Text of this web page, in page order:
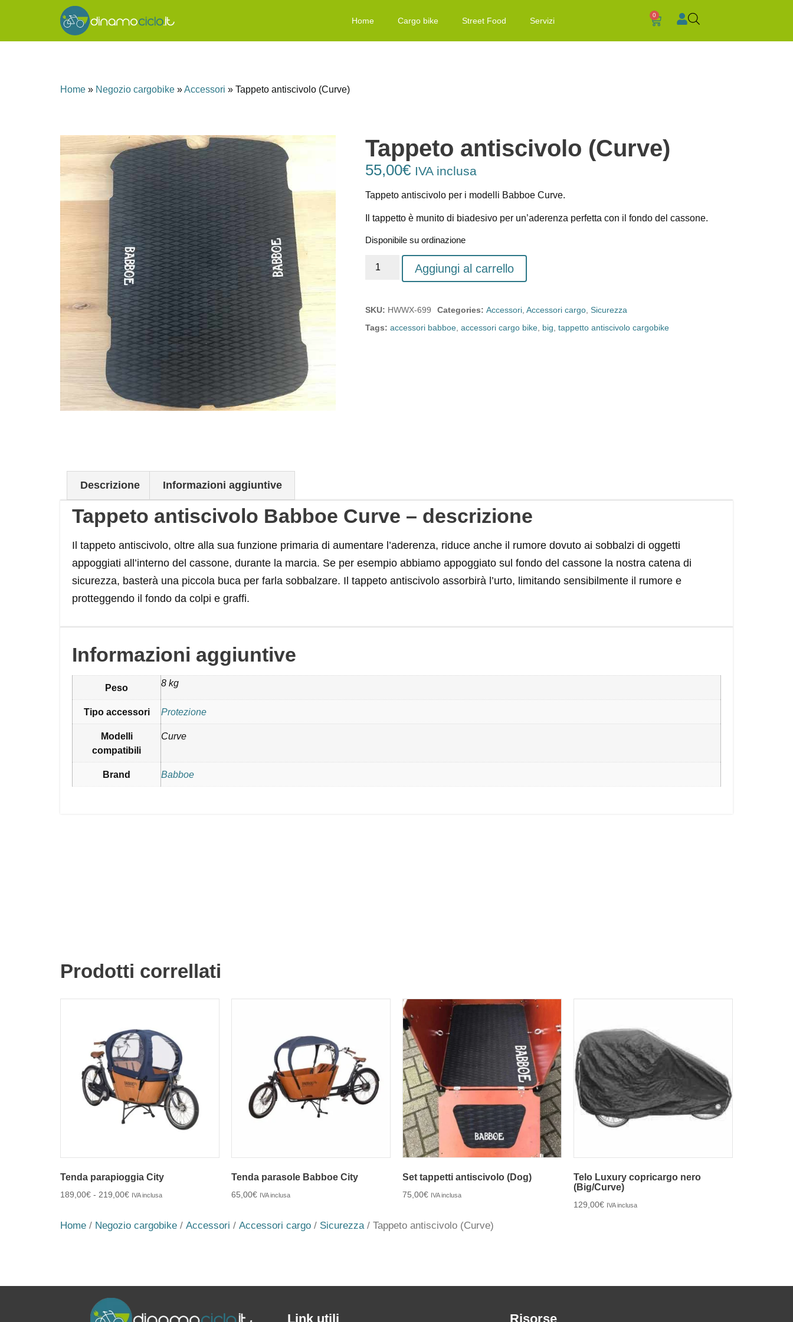
Home Cargo bike Street Food Servizi
0
Home » Negozio cargobike »Accessori » Tappeto antiscivolo (Curve)
Tappeto antiscivolo (Curve)
55,00€ IVA inclusa
Tappeto antiscivolo per i modelli Babboe Curve.
Il tappetto è munito di biadesivo per un’aderenza perfetta con il fondo del cassone.
Disponibile su ordinazione
Aggiungi al carrello
SKU: HWWX-699 Categories:Accessori,Accessori cargo,Sicurezza
Tags: accessori babboe,accessori cargo bike, big,tappetto antiscivolo cargobike
Descrizione Informazioni aggiuntive
Tappeto antiscivolo Babboe Curve – descrizione
Il tappeto antiscivolo, oltre alla sua funzione primaria di aumentare l’aderenza, riduce anche il rumore dovuto ai sobbalzi di oggetti
appoggiati all’interno del cassone, durante la marcia. Se per esempio abbiamo appoggiato sul fondo del cassone la nostra catena di
sicurezza, basterà una piccola buca per farla sobbalzare. Il tappeto antiscivolo assorbirà l’urto, limitando sensibilmente il rumore e
protteggendo il fondo da colpi e graffi.
Informazioni aggiuntive
Peso 8 kg
Tipo accessori Protezione
Modelli
compatibili
Curve
Brand Babboe
Prodotti correllati
Tenda parapioggia City
189,00€ - 219,00€ IVA inclusa
Tenda parasole Babboe City
65,00€ IVA inclusa
Set tappetti antiscivolo (Dog)
75,00€ IVA inclusa
Telo Luxury copricargo nero
(Big/Curve)
129,00€ IVA inclusa
Home / Negozio cargobike / Accessori / Accessori cargo / Sicurezza/ Tappeto antiscivolo (Curve)
Link utili Risorse